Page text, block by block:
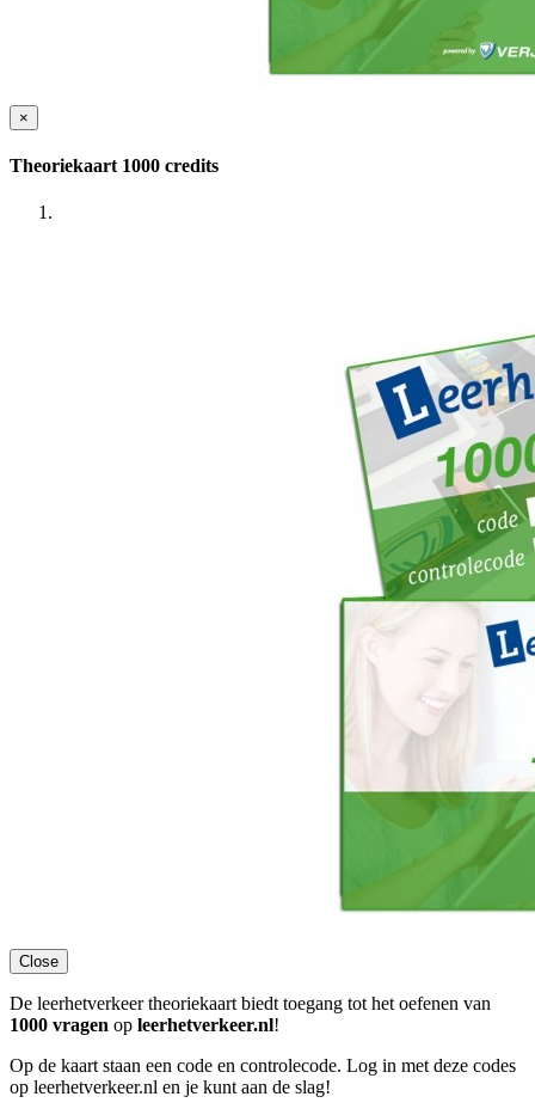
×
Theoriekaart 1000 credits
Close
De leerhetverkeer theoriekaart biedt toegang tot het oefenen van
1000 vragen op leerhetverkeer.nl!
Op de kaart staan een code en controlecode. Log in met deze codes
op leerhetverkeer.nl en je kunt aan de slag!